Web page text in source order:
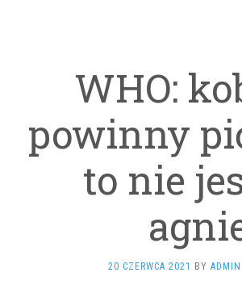
WHO:
powinny
to nie
20 CZERWCA 2021 BY ADMIN